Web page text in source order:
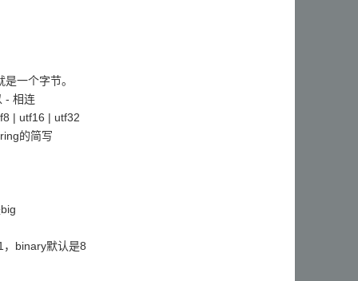
一个字节。
- 相连
| utf16 | utf32
的简写
binary默认是8